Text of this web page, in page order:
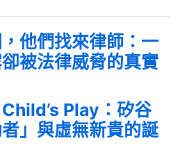
他們找來律師：一
被法律威脅的真實
Play：矽谷
者」與虛無新貴的誕